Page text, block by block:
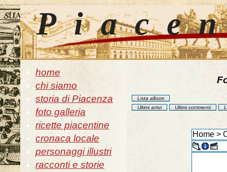
home
chi siamo
storia di Piacenza
foto galleria
ricette piacentine
cronaca locale
personaggi illustri
racconti e storie
Lista album
Ultimi arrivi
Ultimi commenti
Home >